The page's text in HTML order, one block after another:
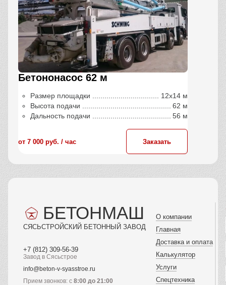
Бетононасос 62 м
Размер площадки
12х14 м
Высота подачи
62 м
Дальность подачи
56 м
от 7 000 руб. / час Заказать
БЕТОНМАШ
СЯСЬСТРОЙСКИЙ БЕТОННЫЙ ЗАВОД
+7 (812) 309-56-39
Завод в Сясьстрое
info@beton-v-syasstroe.ru
Прием звонков: с 8:00 до 21:00
О компании
Главная
Доставка и оплата
Калькулятор
Услуги
Спецтехника